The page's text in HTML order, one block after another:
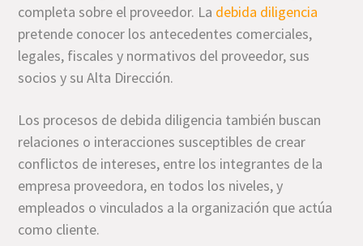
completa sobre el proveedor. La debida diligencia
pretende conocer los antecedentes comerciales,
legales, fiscales y normativos del proveedor, sus
socios y su Alta Dirección.
Los procesos de debida diligencia también buscan
relaciones o interacciones susceptibles de crear
conflictos de intereses, entre los integrantes de la
empresa proveedora, en todos los niveles, y
empleados o vinculados a la organización que actúa
como cliente.